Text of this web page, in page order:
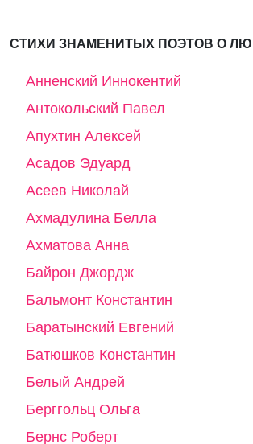
СТИХИ ЗНАМЕНИТЫХ ПОЭТОВ О
Анненский Иннокентий
Антокольский Павел
Апухтин Алексей
Асадов Эдуард
Асеев Николай
Ахмадулина Белла
Ахматова Анна
Байрон Джордж
Бальмонт Константин
Баратынский Евгений
Батюшков Константин
Белый Андрей
Берггольц Ольга
Бернс Роберт